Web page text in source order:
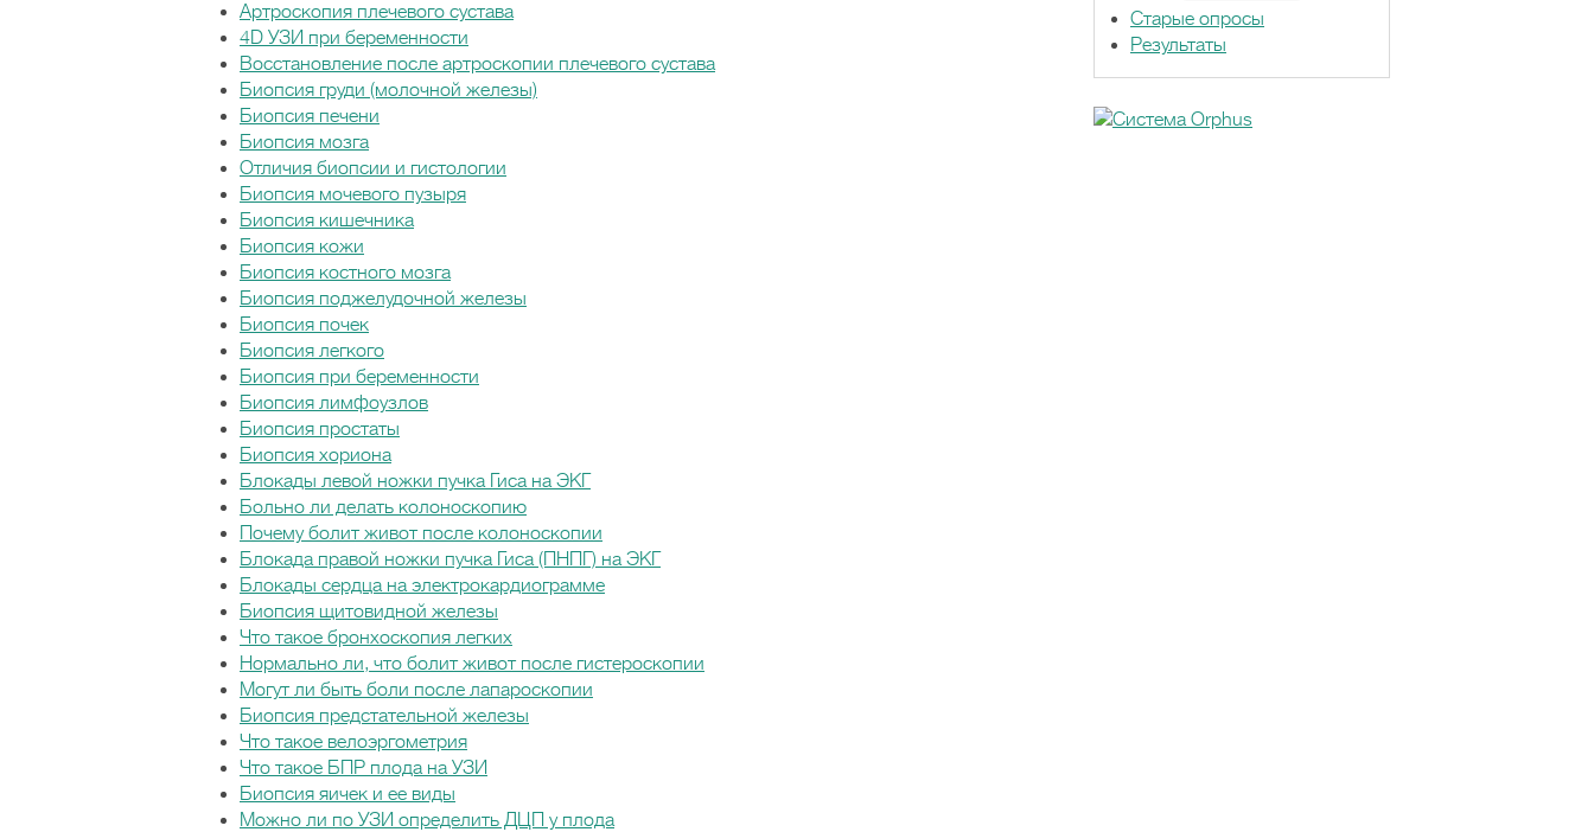
Артроскопия плечевого сустава
4D УЗИ при беременности
Восстановление после артроскопии плечевого сустава
Биопсия груди (молочной железы)
Биопсия печени
Биопсия мозга
Отличия биопсии и гистологии
Биопсия мочевого пузыря
Биопсия кишечника
Биопсия кожи
Биопсия костного мозга
Биопсия поджелудочной железы
Биопсия почек
Биопсия легкого
Биопсия при беременности
Биопсия лимфоузлов
Биопсия простаты
Биопсия хориона
Блокады левой ножки пучка Гиса на ЭКГ
Больно ли делать колоноскопию
Почему болит живот после колоноскопии
Блокада правой ножки пучка Гиса (ПНПГ) на ЭКГ
Блокады сердца на электрокардиограмме
Биопсия щитовидной железы
Что такое бронхоскопия легких
Нормально ли, что болит живот после гистероскопии
Могут ли быть боли после лапароскопии
Биопсия предстательной железы
Что такое велоэргометрия
Что такое БПР плода на УЗИ
Биопсия яичек и ее виды
Можно ли по УЗИ определить ДЦП у плода
Старые опросы
Результаты